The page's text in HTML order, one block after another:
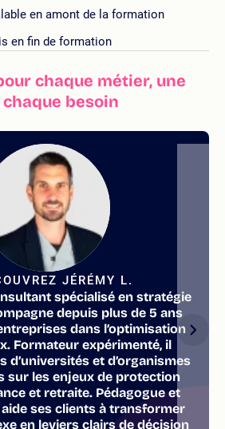
en amont de la formation
en fin de formation
chaque métier, une
besoin
JÉRÉMY L.
spécialisé en stratégie
depuis plus de 5 ans
dans l’optimisation
Formateur expérimenté, il
d’universités et d’organismes
sur les enjeux de protection
et retraite. Pédagogue et
ses clients à transformer
en leviers clairs de décision